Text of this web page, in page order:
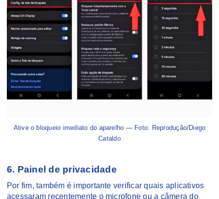
Ative o bloqueio imediato do aparelho — Foto: Reprodução/Diego
Cataldo
6. Painel de privacidade
Por fim, também é importante verificar quais aplicativos
acessaram recentemente o microfone ou a câmera do